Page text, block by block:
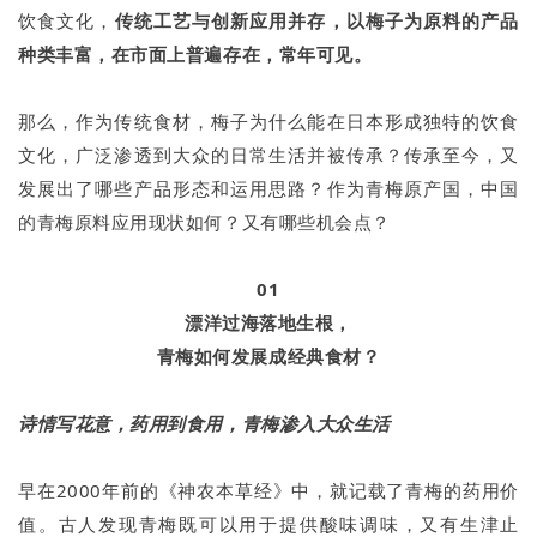
饮食文化， 传统工艺与创新应用并存，以梅子为原料的产品
种类丰富，在市面上普遍存在，常年可见。
那么，作为传统食材，梅子为什么能在日本形成独特的饮食
文化，广泛渗透到大众的日常生活并被传承？传承至今，又
发展出了哪些产品形态和运用思路？作为青梅原产国，中国
的青梅原料应用现状如何？又有哪些机会点？
01
漂洋过海落地生根，
青梅如何发展成经典食材？
诗情写花意，药用到食用，青梅渗入大众生活
早在2000年前的《神农本草经》中，就记载了青梅的药用价
值。古人发现青梅既可以用于提供酸味调味，又有生津止